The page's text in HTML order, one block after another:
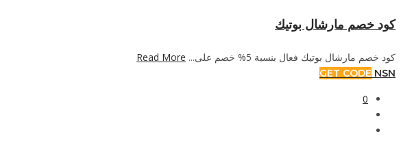
كود خصم مارشال بوتيك
كود خصم مارشال بوتيك فعال بنسبة 5% خصم على... Read More
GET CODE NSN
0